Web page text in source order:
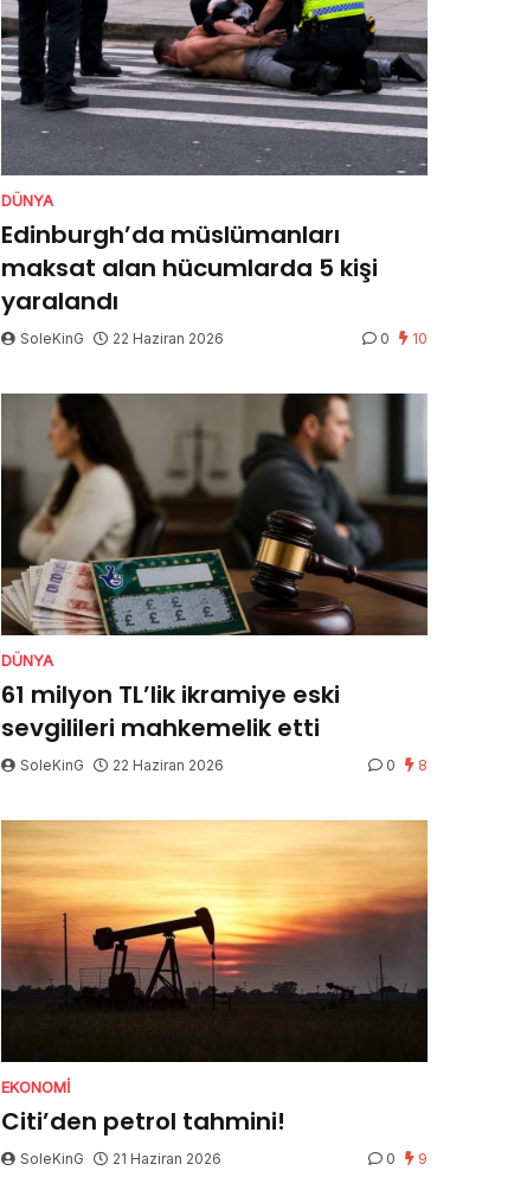
DÜNYA
Edinburgh’da müslümanları
maksat alan hücumlarda 5 kişi
yaralandı
SoleKinG 22 Haziran 2026 0 10
DÜNYA
61 milyon TL’lik ikramiye eski
sevgilileri mahkemelik etti
SoleKinG 22 Haziran 2026 0 8
EKONOMI
Citi’den petrol tahmini!
SoleKinG 21 Haziran 2026 0 9